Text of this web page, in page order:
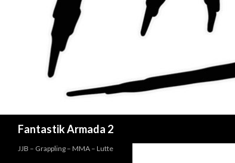
Fantastik Armada 2
JJB – Grappling – MMA – Lutte